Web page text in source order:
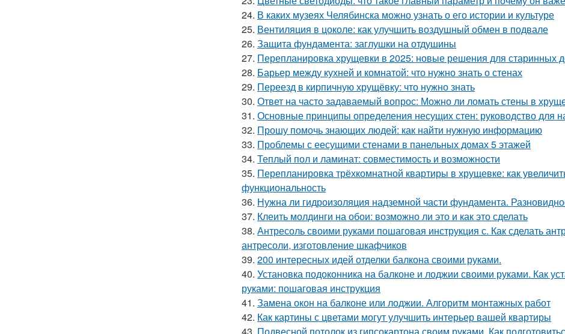
24. В каких музеях Челябинска можно узнать о его истории и культуре
25. Вентиляция в цоколе: как улучшить воздушный обмен в подвале
26. Защита фундамента: заглушки на отдушины
27. Перепланировка хрущевки в 2025: новые решения для старинных
28. Барьер между кухней и комнатой: что нужно знать о стенах
29. Переезд в кирпичную хрущёвку: что нужно знать
30. Ответ на часто задаваемый вопрос: Можно ли ломать стены в
31. Основные принципы определения несущих стен: руководство для
32. Прошу помочь знающих людей: как найти нужную информацию
33. Проблемы с еесущими стенами в панельных домах 5 этажей
34. Теплый пол и ламинат: совместимость и возможности
35. Перепланировка трёхкомнатной квартиры в хрущевке: как
функциональность
36. Нужна ли гидроизоляция надземной части фундамента.
37. Клеить молдинги на обои: возможно ли это и как это сделать
38. Антресоль своими руками пошаговая инструкция с. Как сделать
антресоли, изготовление шкафчиков
39. 200 интересных идей отделки балкона своими руками.
40. Установка подоконника на балконе и лоджии своими руками. Как
руками: пошаговая инструкция
41. Замена окон на балконе или лоджии. Алгоритм монтажных работ
42. Как картины с цветами могут улучшить интерьер вашей квартиры